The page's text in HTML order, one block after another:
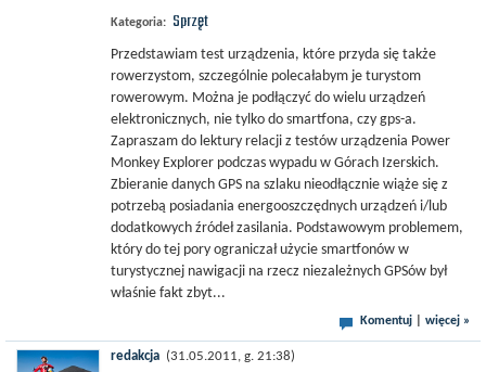
Kategoria: Sprzęt
Przedstawiam test urządzenia, które przyda się także
rowerzystom, szczególnie polecałabym je turystom
rowerowym. Można je podłączyć do wielu urządzeń
elektronicznych, nie tylko do smartfona, czy gps-a.
Zapraszam do lektury relacji z testów urządzenia Power
Monkey Explorer podczas wypadu w Górach Izerskich.
Zbieranie danych GPS na szlaku nieodłącznie wiąże się z
potrzebą posiadania energooszczędnych urządzeń i/lub
dodatkowych źródeł zasilania. Podstawowym problemem,
który do tej pory ograniczał użycie smartfonów w
turystycznej nawigacji na rzecz niezależnych GPSów był
właśnie fakt zbyt...
Komentuj więcej »
redakcja (31.05.2011, g. 21:38)